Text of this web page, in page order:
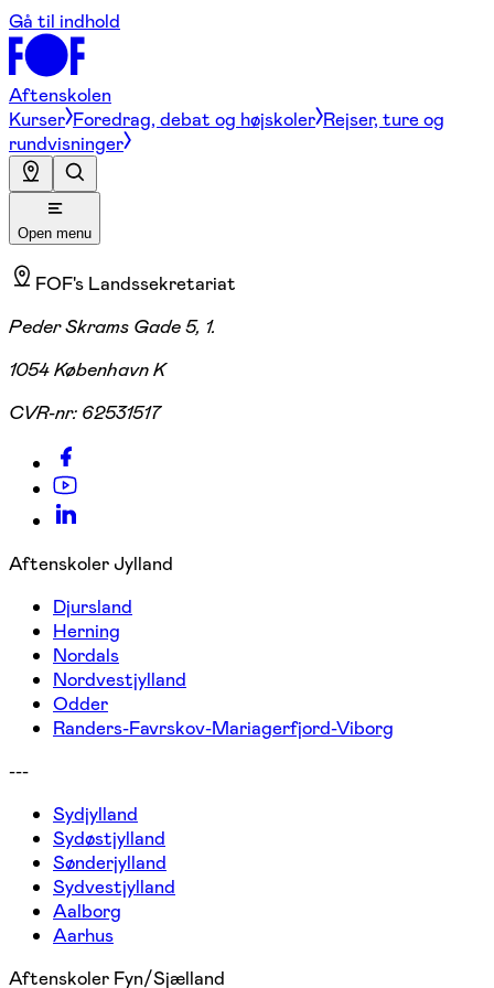
Gå til indhold
Aftenskolen
Kurser Foredrag, debat og højskoler Rejser, ture og
rundvisninger
Open menu
FOF's Landssekretariat
Peder Skrams Gade 5, 1.
1054 København K
CVR-nr: 62531517
Aftenskoler Jylland
Djursland
Herning
Nordals
Nordvestjylland
Odder
Randers-Favrskov-Mariagerfjord-Viborg
---
Sydjylland
Sydøstjylland
Sønderjylland
Sydvestjylland
Aalborg
Aarhus
Aftenskoler Fyn/Sjælland